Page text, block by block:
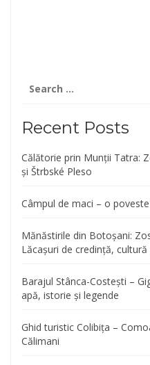
for:
Recent Posts
Călătorie prin Munții Tatra:
și Štrbské Pleso
Câmpul de maci – o
Mănăstirile din Botoșani:
Lăcașuri de credință,
Barajul Stânca-Costești –
apă, istorie și legende
Ghid turistic Colibița –
Călimani